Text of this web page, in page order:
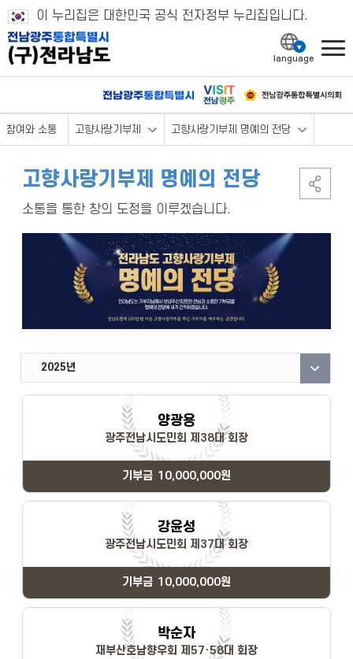
이 누리집은 대한민국 공식 전자정부 누리집입니다.
참여와 소통 고향사랑기부제 고향사랑기부제 명예의 전당
고향사랑기부제 명예의 전당
소통을 통한 창의 도정을 이루겠습니다.
2026년
2025년
2024년
2023년
양광용
광주전남시도민회 제38대 회장
기부금 10,000,000원
강윤성
광주전남시도민회 제37대 회장
기부금 10,000,000원
박순자
재부산호남향우회 제57·58대 회장